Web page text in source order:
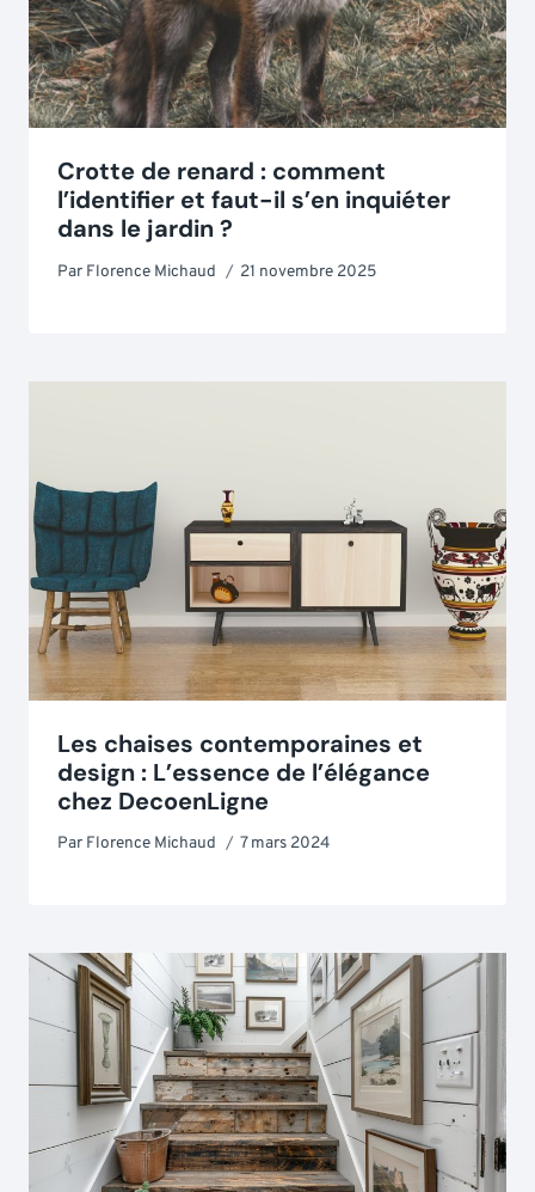
Crotte de renard : comment
l’identifier et faut-il s’en inquiéter
dans le jardin ?
Par Florence Michaud 21 novembre 2025
Les chaises contemporaines et
design : L’essence de l’élégance
chez DecoenLigne
Par Florence Michaud 7 mars 2024